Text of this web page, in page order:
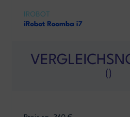
IROBOT
iRobot Roomba i7
()